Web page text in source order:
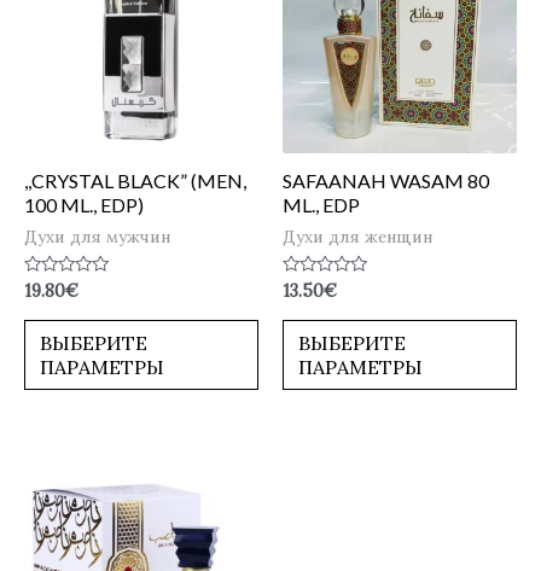
,,CRYSTAL BLACK” (MEN,
100 ML., EDP)
Духи для мужчин
Оценка
из
19.80€
ВЫБЕРИТЕ
ПАРАМЕТРЫ
SAFAANAH WASAM 80
ML., EDP
Духи для женщин
Оценка
из
13.50€
ВЫБЕРИТЕ
ПАРАМЕТРЫ